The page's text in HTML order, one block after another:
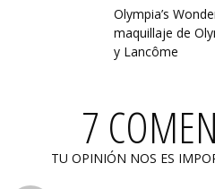
Olympia’s
maquillaje de
y Lancôme
7
TU OPINIÓN NOS ES